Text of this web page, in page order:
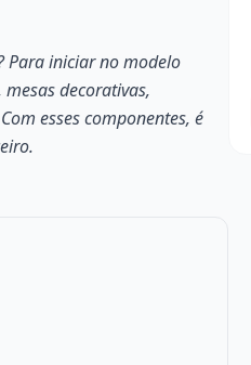
Para iniciar no modelo
decorativas,
esses componentes, é